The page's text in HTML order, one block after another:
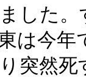
した
は今年
突然